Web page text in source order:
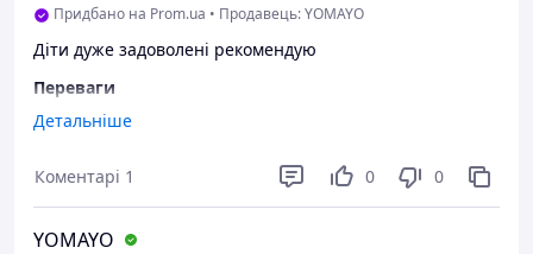
Придбано на Prom.ua • Продавець: YOMAYO
Діти дуже задоволені рекомендую
Переваги
Якість
Все добре
Детальніше
Коментарі 1 0 0
YOMAYO